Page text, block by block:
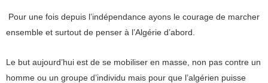
Pour une fois depuis l’indépendance ayons le courage de marcher
ensemble et surtout de penser à l’Algérie d’abord.
Le but aujourd’hui est de se mobiliser en masse, non pas contre un
homme ou un groupe d’individu mais pour que l’algérien puisse